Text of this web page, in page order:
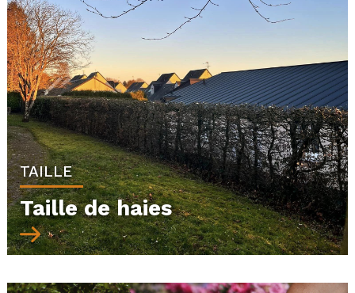
TAILLE
Taille de haies